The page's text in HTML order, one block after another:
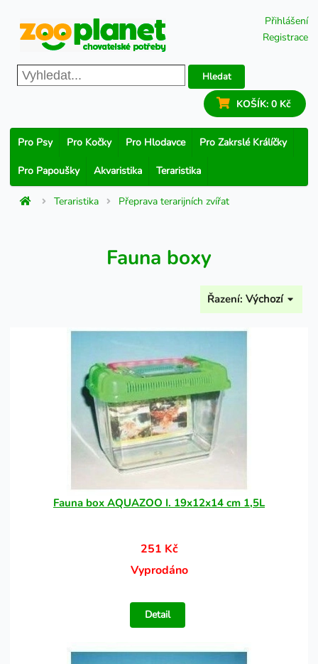
Přihlášení
Registrace
Hledat
KOŠÍK: 0 Kč
Pro Psy Pro Kočky Pro Hlodavce Pro Zakrslé Králíčky
Pro Papoušky Akvaristika Teraristika
Teraristika Přeprava terarijních zvířat
Fauna boxy
Řazení: Výchozí
Fauna box AQUAZOO I. 19x12x14 cm 1,5L
251 Kč
Vyprodáno
Detail